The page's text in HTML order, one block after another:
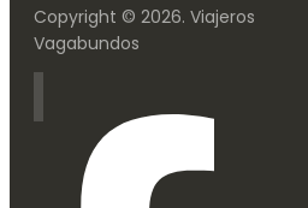
Copyright © 2026. Viajeros
Vagabundos